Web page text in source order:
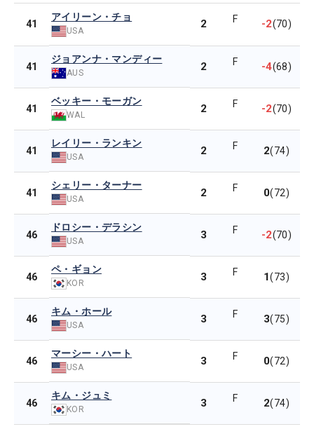
41
アイリーン・チョ
USA
2 F -2(70)
41
ジョアンナ・マンディー
AUS 2 F -4(68)
41
ベッキー・モーガン
WAL 2 F -2(70)
41
レイリー・ランキン
USA 2 F 2(74)
41
シェリー・ターナー
USA 2 F 0(72)
46
ドロシー・デラシン
USA 3 F -2(70)
46
ペ・ギョン
KOR 3 F 1(73)
46
キム・ホール
USA 3 F 3(75)
46
マーシー・ハート
USA 3 F 0(72)
46
キム・ジュミ
KOR 3 F 2(74)